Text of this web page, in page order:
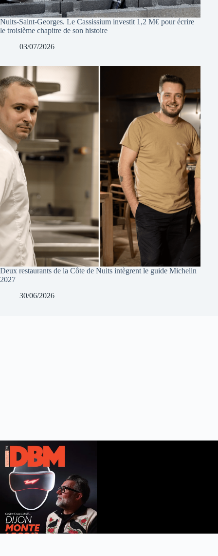
Nuits-Saint-Georges. Le Cassissium investit 1,2 M€ pour écrire
le troisième chapitre de son histoire
03/07/2026
Deux restaurants de la Côte de Nuits intègrent le guide Michelin
2027
30/06/2026